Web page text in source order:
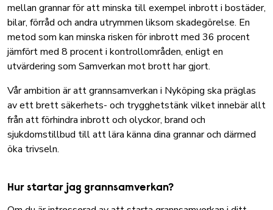
mellan grannar för att minska till exempel inbrott i bostäder,
bilar, förråd och andra utrymmen liksom skadegörelse. En
metod som kan minska risken för inbrott med 36 procent
jämfört med 8 procent i kontrollområden, enligten
utvärdering som Samverkan mot brott har gjort.
Vår ambition är att grannsamverkan i Nyköping ska präglas
av ett brett säkerhets- och trygghetstänk vilket innebär allt
från att förhindra inbrott och olyckor, brand och
sjukdomstillbud till att lära känna dina grannar och därmed
öka trivseln.
Hur startar jag grannsamverkan?